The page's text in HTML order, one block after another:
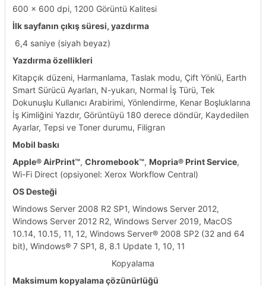
600 x 600 dpi, 1200 Görüntü Kalitesi
İlk sayfanın çıkış süresi, yazdırma
​ 6,4 saniye (siyah beyaz)
Yazdırma özellikleri
Kitapçık düzeni, Harmanlama, Taslak modu, Çift Yönlü, Earth
Smart Sürücü Ayarları, N-yukarı, Normal İş Türü, Tek
Dokunuşlu Kullanıcı Arabirimi, Yönlendirme, Kenar Boşluklarına
İş Kimliğini Yazdır, Görüntüyü 180 derece döndür, Kaydedilen
Ayarlar, Tepsi ve Toner durumu, Filigran
Mobil baskı
Apple®AirPrint™, Chromebook™, Mopria® Print Service,
Wi-Fi Direct (opsiyonel: Xerox Workflow Central)
OS Desteği
Windows Server 2008 R2 SP1, Windows Server 2012,
Windows Server 2012 R2, Windows Server 2019, MacOS
10.14, 10.15, 11, 12, Windows Server® 2008 SP2 (32 and 64
bit), Windows® 7 SP1, 8, 8.1 Update 1, 10, 11
Kopyalama
Maksimum kopyalama çözünürlüğü